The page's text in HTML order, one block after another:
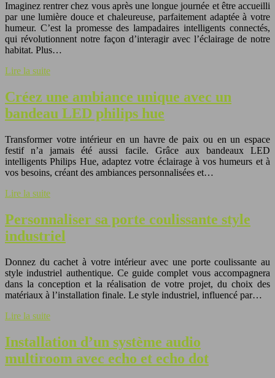
Imaginez rentrer chez vous après une longue journée et être accueilli
par une lumière douce et chaleureuse, parfaitement adaptée à votre
humeur. C’est la promesse des lampadaires intelligents connectés,
qui révolutionnent notre façon d’interagir avec l’éclairage de notre
habitat. Plus…
Lire la suite
Créez une ambiance unique avec un
bandeau LED philips hue
Transformer votre intérieur en un havre de paix ou en un espace
festif n’a jamais été aussi facile. Grâce aux bandeaux LED
intelligents Philips Hue, adaptez votre éclairage à vos humeurs et à
vos besoins, créant des ambiances personnalisées et…
Lire la suite
Personnaliser sa porte coulissante style
industriel
Donnez du cachet à votre intérieur avec une porte coulissante au
style industriel authentique. Ce guide complet vous accompagnera
dans la conception et la réalisation de votre projet, du choix des
matériaux à l’installation finale. Le style industriel, influencé par…
Lire la suite
Installation d’un système audio
multiroom avec echo et echo dot